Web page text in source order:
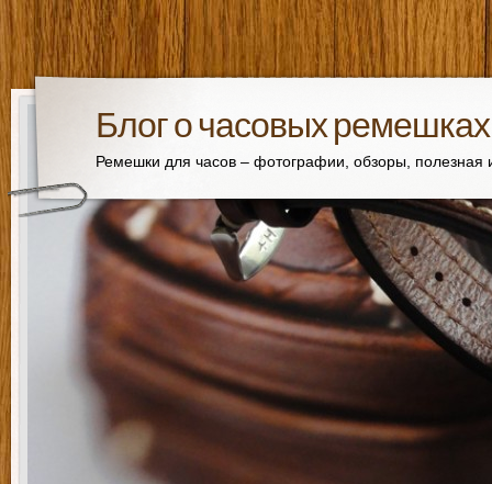
Блог о часовых ремешках
Ремешки для часов – фотографии, обзоры,